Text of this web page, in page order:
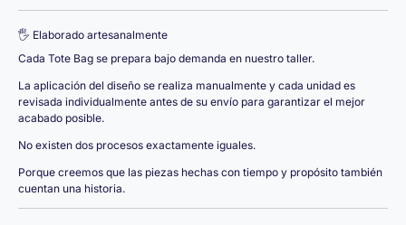
🖐️ Elaborado artesanalmente
Cada Tote Bag se prepara bajo demanda en nuestro taller.
La aplicación del diseño se realiza manualmente y cada unidad es
revisada individualmente antes de su envío para garantizar el mejor
acabado posible.
No existen dos procesos exactamente iguales.
Porque creemos que las piezas hechas con tiempo y propósito también
cuentan una historia.